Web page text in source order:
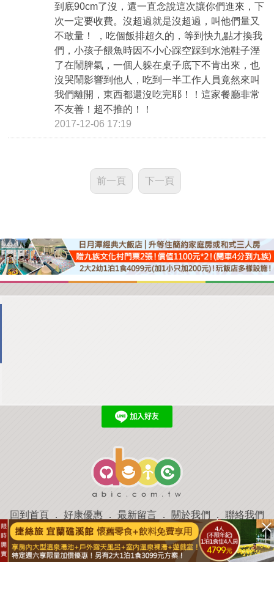
到底90cm了沒，還一直念說這次讓你們進來，下
次一定要收費。沒超過就是沒超過，叫他們量又
不敢量！ ，吃個飯排超久的，等到快九點才換我
們，小孩子餵魚時因不小心踩空踩到水池鞋子溼
了在鬧脾氣，一個人躲在桌子底下不肯出來，也
沒哭鬧影響到他人，吃到一半工作人員竟然來叫
我們離開，東西都還沒吃完耶！！這家餐廳非常
不友善！超不推的！！
2017-12-06 17:19
前一頁 下一頁
回到首頁 ． 好康優惠 ． 最新留言 ． 關於我們 ． 聯絡我們
部落格微件．商家合作．討論區 ．推薦景點． APP下載
羿磊資訊 服務條款&隱私權政策